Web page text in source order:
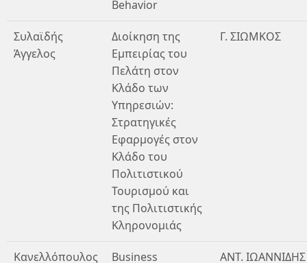
Behavior
Συλαϊδής
Άγγελος
Διοίκηση της
Εμπειρίας του
Πελάτη στον
Κλάδο των
Υπηρεσιών:
Στρατηγικές
Εφαρμογές στον
Κλάδο του
Πολιτιστικού
Τουρισμού και
της Πολιτιστικής
Κληρονομιάς
Γ. ΣΙΩΜΚΟΣ
Κανελλόπουλος
Business
ΑΝΤ. ΙΩΑΝΝΙΔΗΣ